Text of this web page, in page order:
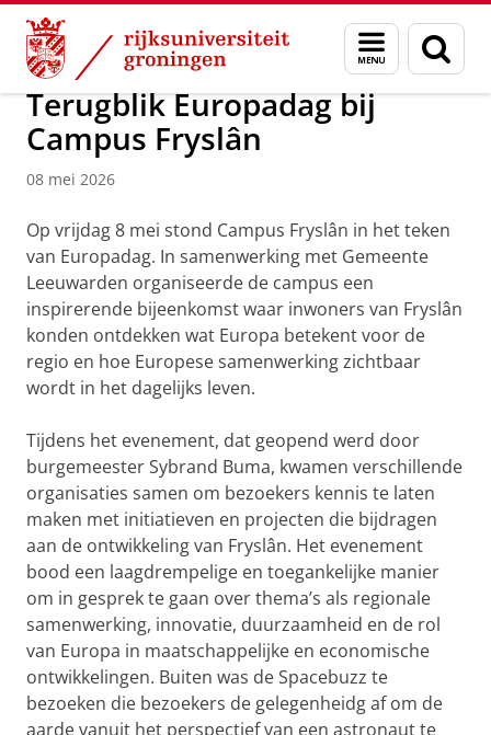
Skip
Content
Skip
Navigation
Menu
en
zoeken
Over ons Campus Fryslân
Terugblik Europadag bij
Campus Fryslân
08 mei 2026
Op vrijdag 8 mei stond Campus Fryslân in het teken
van Europadag. In samenwerking met Gemeente
Leeuwarden organiseerde de campus een
inspirerende bijeenkomst waar inwoners van Fryslân
konden ontdekken wat Europa betekent voor de
regio en hoe Europese samenwerking zichtbaar
wordt in het dagelijks leven.
Tijdens het evenement, dat geopend werd door
burgemeester Sybrand Buma, kwamen verschillende
organisaties samen om bezoekers kennis te laten
maken met initiatieven en projecten die bijdragen
aan de ontwikkeling van Fryslân. Het evenement
bood een laagdrempelige en toegankelijke manier
om in gesprek te gaan over thema’s als regionale
samenwerking, innovatie, duurzaamheid en de rol
van Europa in maatschappelijke en economische
ontwikkelingen. Buiten was de Spacebuzz te
bezoeken die bezoekers de gelegenheidg af om de
aarde vanuit het perspectief van een astronaut te